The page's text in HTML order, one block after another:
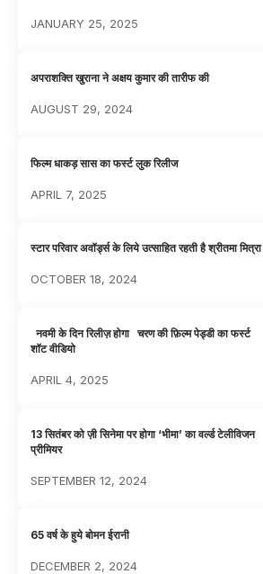
JANUARY 25, 2025
अपराशक्ति खुराना ने अक्षय कुमार की तारीफ की
AUGUST 29, 2024
फिल्म धाकड़ सास का फर्स्ट लुक रिलीज
APRIL 7, 2025
स्टार परिवार अवॉर्ड्स के लिये उत्साहित रहती है श्रीतमा मित्रा
OCTOBER 18, 2024
नवमी के दिन रिलीज़ होगा चरण की फ़िल्म पेड्डी का फर्स्ट
शॉट वीडियो
APRIL 4, 2025
13 सितंबर को ज़ी सिनेमा पर होगा ‘भीमा’ का वर्ल्ड टेलीविजन
प्रीमियर
SEPTEMBER 12, 2024
65 वर्ष के हुये बोमन ईरानी
DECEMBER 2, 2024